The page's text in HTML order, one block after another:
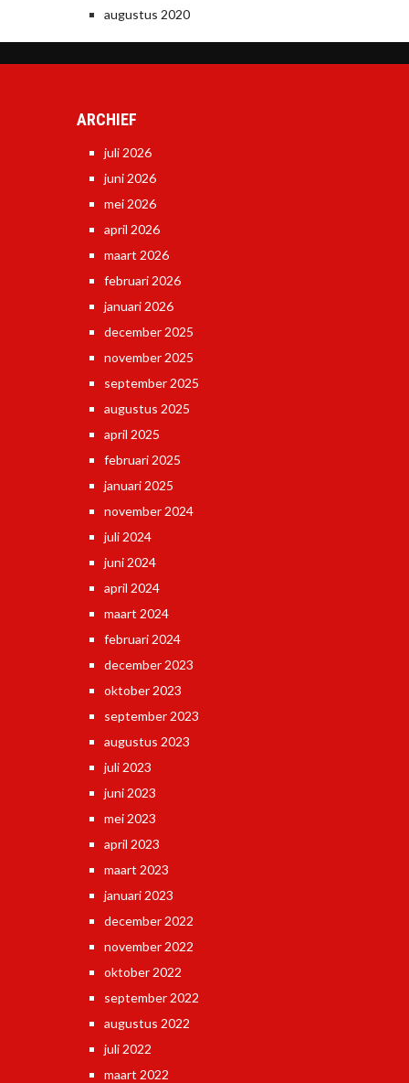
augustus 2020
ARCHIEF
juli 2026
juni 2026
mei 2026
april 2026
maart 2026
februari 2026
januari 2026
december 2025
november 2025
september 2025
augustus 2025
april 2025
februari 2025
januari 2025
november 2024
juli 2024
juni 2024
april 2024
maart 2024
februari 2024
december 2023
oktober 2023
september 2023
augustus 2023
juli 2023
juni 2023
mei 2023
april 2023
maart 2023
januari 2023
december 2022
november 2022
oktober 2022
september 2022
augustus 2022
juli 2022
maart 2022